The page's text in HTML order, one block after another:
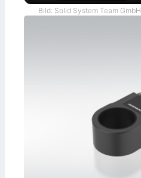
Bild: Solid System Team GmbH